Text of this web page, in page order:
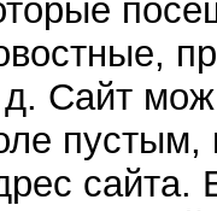
д. Сайт
пустым,
сайта.